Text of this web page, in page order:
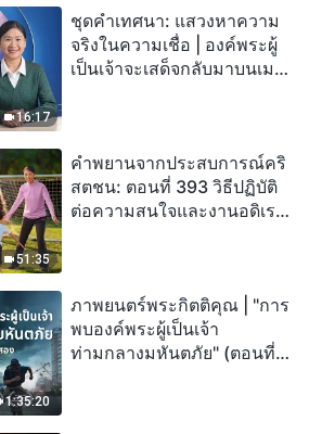
16:17
ชุดคำเทศนา: แสวงหาความ
จริงในความเชื่อ | องค์พระผู้
เป็นเจ้าจะเสด็จกลับมาบนเมฆ
51:35
คำพยานจากประสบการณ์คริ
สตชน: ตอนที่ 393 วิธีปฏิบัติ
ต่อความสนใจและงานอดิเรก
1:35:20
ภาพยนตร์พระกิตติคุณ | "การ
พบองค์พระผู้เป็นเจ้า
ท่ามกลางมหันตภัย" (ตอนที่